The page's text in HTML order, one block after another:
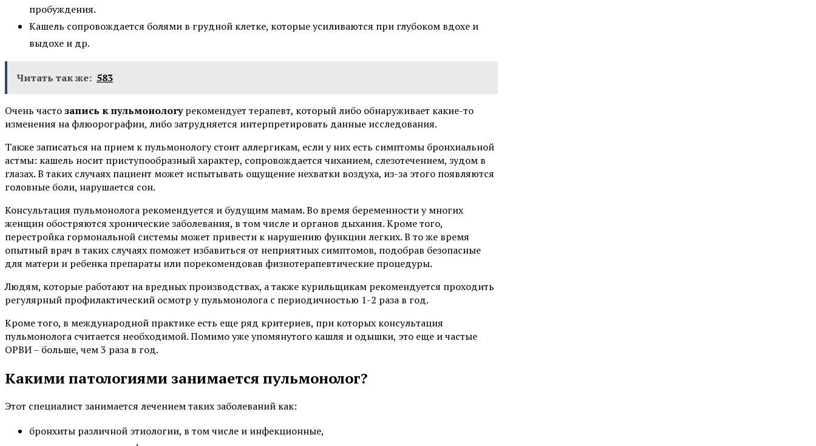
пробуждения.
Кашель сопровождается болями в грудной клетке, которые усиливаются при глубоком вдохе и
выдохе и др.
Читать так же: 583
Очень частозапись к пульмонологурекомендует терапевт, который либо обнаруживает какие-то
изменения на флюорографии, либо затрудняется интерпретировать данные исследования.
Также записаться на прием к пульмонологу стоит аллергикам, если у них есть симптомы бронхиальной
астмы: кашель носит приступообразный характер, сопровождается чиханием, слезотечением, зудом в
глазах. В таких случаях пациент может испытывать ощущение нехватки воздуха, из-за этого появляются
головные боли, нарушается сон.
Консультация пульмонолога рекомендуется и будущим мамам. Во время беременности у многих
женщин обостряются хронические заболевания, в том числе и органов дыхания. Кроме того,
перестройка гормональной системы может привести к нарушению функции легких. В то же время
опытный врач в таких случаях поможет избавиться от неприятных симптомов, подобрав безопасные
для матери и ребенка препараты или порекомендовав физиотерапевтические процедуры.
Людям, которые работают на вредных производствах, а также курильщикам рекомендуется проходить
регулярный профилактический осмотр у пульмонолога с периодичностью 1-2 раза в год.
Кроме того, в международной практике есть еще ряд критериев, при которых консультация
пульмонолога считается необходимой. Помимо уже упомянутого кашля и одышки, это еще и частые
ОРВИ – больше, чем 3 раза в год.
Какими патологиями занимается пульмонолог?
Этот специалист занимается лечением таких заболеваний как:
бронхиты различной этиологии, в том числе и инфекционные,